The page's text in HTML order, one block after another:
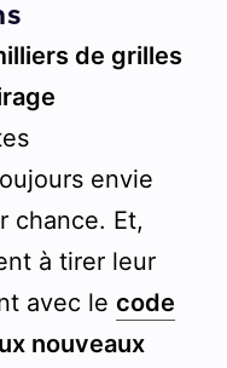
de grilles
envie
chance. Et,
à tirer leur
avec le code
nouveaux